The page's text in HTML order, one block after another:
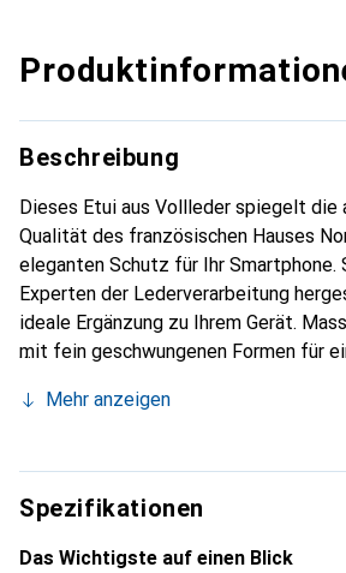
Beschreibung
Dieses Etui aus Vollleder spiegelt die
Qualität des französischen Hauses
eleganten Schutz für Ihr Smartphone.
Experten der Lederverarbeitung
ideale Ergänzung zu Ihrem Gerät.
mit fein geschwungenen Formen für
Smartphone. Die Marke Noreve ist
für den anspruchsvollen Kunden.
Mehr anzeigen
Spezifikationen
Das Wichtigste auf einen Blick